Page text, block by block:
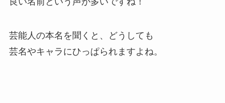
芸能人の本名を聞くと、どうしても
芸名やキャラにひっぱられますよね。